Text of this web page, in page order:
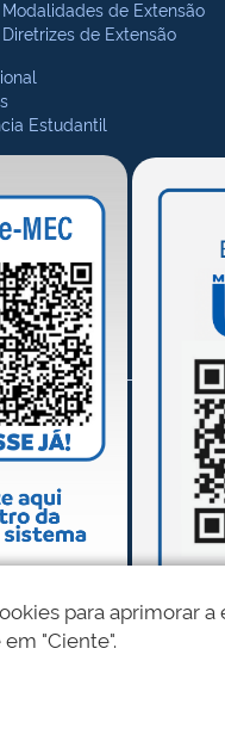
Modalidades de Extensão
Diretrizes de Extensão
Estudantil
para aprimorar
"Ciente".